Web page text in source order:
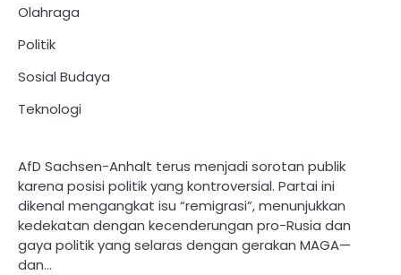
Olahraga
Politik
Sosial Budaya
Teknologi
AfD Sachsen-Anhalt terus menjadi sorotan publik
karena posisi politik yang kontroversial. Partai ini
dikenal mengangkat isu “remigrasi”, menunjukkan
kedekatan dengan kecenderungan pro-Rusia dan
gaya politik yang selaras dengan gerakan MAGA—
dan…